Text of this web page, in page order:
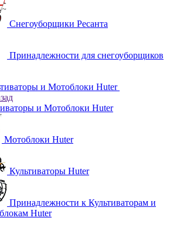
Снегоуборщики Ресанта
Принадлежности для снегоуборщиков
и Мотоблоки Huter
и Мотоблоки Huter
Мотоблоки Huter
Культиваторы Huter
Принадлежности к Культиваторам и
Huter